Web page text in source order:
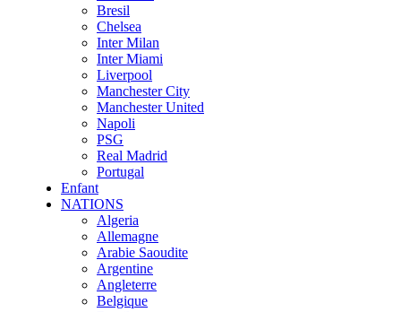
Bresil
Chelsea
Inter Milan
Inter Miami
Liverpool
Manchester City
Manchester United
Napoli
PSG
Real Madrid
Portugal
Enfant
NATIONS
Algeria
Allemagne
Arabie Saoudite
Argentine
Angleterre
Belgique